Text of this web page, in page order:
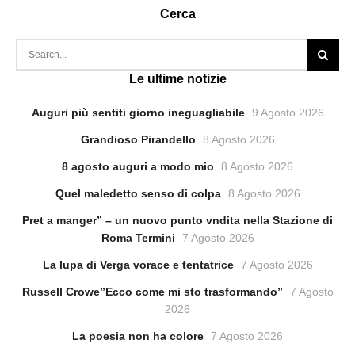
Cerca
Le ultime notizie
Auguri più sentiti giorno ineguagliabile 9 Agosto 2026
Grandioso Pirandello 8 Agosto 2026
8 agosto auguri a modo mio 8 Agosto 2026
Quel maledetto senso di colpa 8 Agosto 2026
Pret a manger” – un nuovo punto vndita nella Stazione di
Roma Termini
7 Agosto 2026
La lupa di Verga vorace e tentatrice 7 Agosto 2026
Russell Crowe”Ecco come mi sto trasformando”
7 Agosto
2026
La poesia non ha colore 7 Agosto 2026